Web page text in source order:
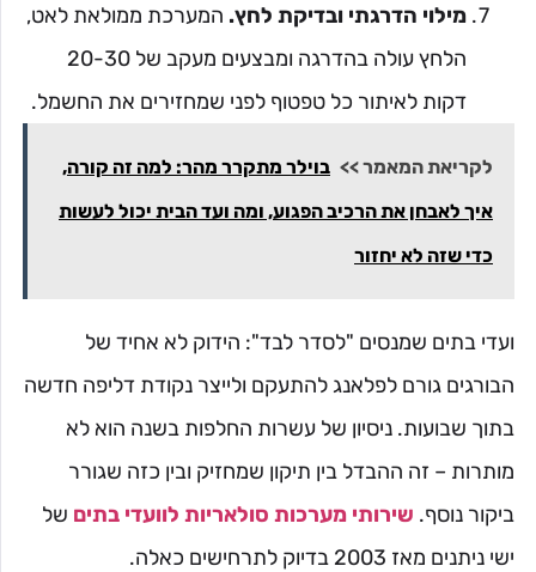
מילוי הדרגתי ובדיקת לחץ. המערכת ממולאת לאט,
הלחץ עולה בהדרגה ומבצעים מעקב של 20-30
דקות לאיתור כל טפטוף לפני שמחזירים את החשמל.
לקריאת המאמר >> בוילר מתקרר מהר: למה זה קורה,
איך לאבחן את הרכיב הפגוע, ומה ועד הבית יכול לעשות
כדי שזה לא יחזור
ועדי בתים שמנסים "לסדר לבד": הידוק לא אחיד של
הבורגים גורם לפלאנג להתעקם ולייצר נקודת דליפה חדשה
בתוך שבועות. ניסיון של עשרות החלפות בשנה הוא לא
מותרות – זה ההבדל בין תיקון שמחזיק ובין כזה שגורר
ביקור נוסף. שירותי מערכות סולאריות לוועדי בתים של
ישי ניתנים מאז 2003 בדיוק לתרחישים כאלה.